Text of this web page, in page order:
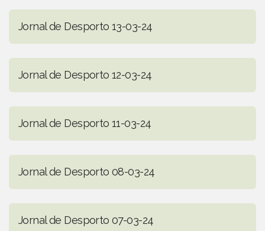
Jornal de Desporto 13-03-24
Jornal de Desporto 12-03-24
Jornal de Desporto 11-03-24
Jornal de Desporto 08-03-24
Jornal de Desporto 07-03-24